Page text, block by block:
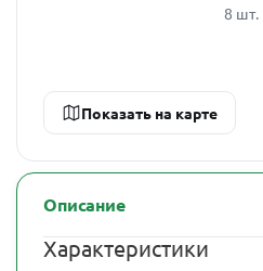
8 шт.
Показать на карте
Описание
Характеристики